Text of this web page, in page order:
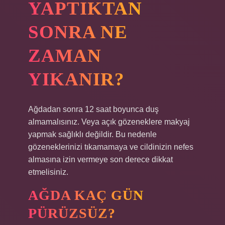
YAPTIKTAN
SONRA NE
ZAMAN
YIKANIR?
Ağdadan sonra 12 saat boyunca duş
almamalısınız. Veya açık gözeneklere makyaj
yapmak sağlıklı değildir. Bu nedenle
gözeneklerinizi tıkamamaya ve cildinizin nefes
almasına izin vermeye son derece dikkat
etmelisiniz.
AĞDA KAÇ GÜN
PÜRÜZSÜZ?